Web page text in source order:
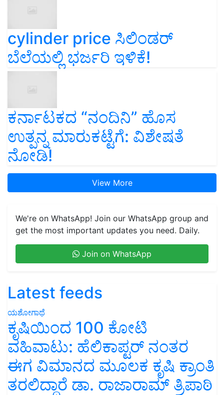
cylinder price ಸಿಲಿಂಡರ್‌
ಬೆಲೆಯಲ್ಲಿ ಭರ್ಜರಿ ಇಳಿಕೆ!
ಕರ್ನಾಟಕದ “ನಂದಿನಿ” ಹೊಸ
ಉತ್ಪನ್ನ ಮಾರುಕಟ್ಟೆಗೆ: ವಿಶೇಷತೆ
ನೋಡಿ!
View More
We're on WhatsApp! Join our WhatsApp group and
get the most important updates you need. Daily.
Join on WhatsApp
Latest feeds
ಯಶೋಗಾಥೆ
ಕೃಷಿಯಿಂದ 100 ಕೋಟಿ
ವಹಿವಾಟು: ಹೆಲಿಕಾಪ್ಟರ್ ನಂತರ
ಈಗ ವಿಮಾನದ ಮೂಲಕ ಕೃಷಿ ಕ್ರಾಂತಿ
ತರಲಿದ್ದಾರೆ ಡಾ. ರಾಜಾರಾಮ್ ತ್ರಿಪಾಠಿ